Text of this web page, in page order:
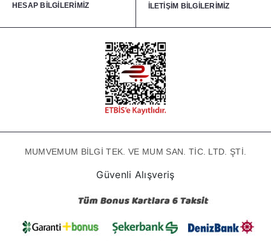
HESAP BİLGİLERİMİZ İLETİŞİM BİLGİLERİMİZ
MUMVEMUM BİLGİ TEK. VE MUM SAN. TİC. LTD. ŞTİ.
Güvenli Alışveriş